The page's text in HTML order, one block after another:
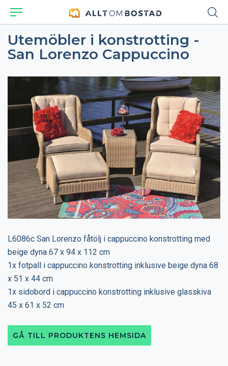
Utemöbler i konstrotting -
San Lorenzo Cappuccino
L6086c San Lorenzo fåtölj i cappuccino konstrotting med
beige dyna 67 x 94 x 112 cm
1x fotpall i cappuccino konstrotting inklusive beige dyna 68
x 51 x 44 cm
1x sidobord i cappuccino konstrotting inklusive glasskiva
45 x 61 x 52 cm
GÅ TILL PRODUKTENS HEMSIDA